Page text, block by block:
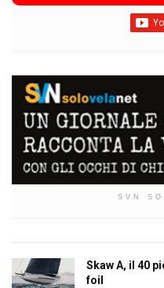
SVN
Skaw A, il 40
foil